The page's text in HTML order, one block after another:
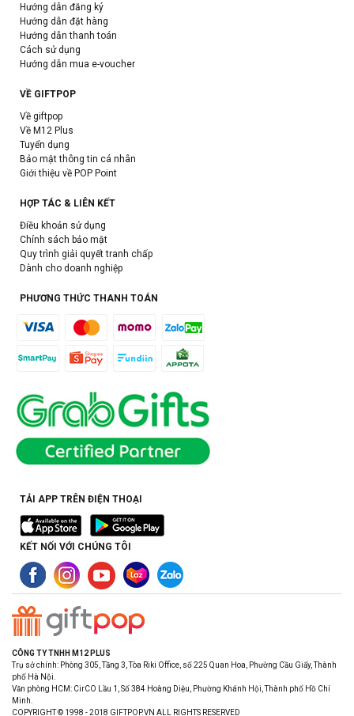
Hướng dẫn đăng ký
Hướng dẫn đặt hàng
Hướng dẫn thanh toán
Cách sử dụng
Hướng dẫn mua e-voucher
VỀ GIFTPOP
Về giftpop
Về M12 Plus
Tuyển dụng
Bảo mật thông tin cá nhân
Giới thiệu về POP Point
HỢP TÁC & LIÊN KẾT
Điều khoản sử dụng
Chính sách bảo mật
Quy trình giải quyết tranh chấp
Dành cho doanh nghiệp
PHƯƠNG THỨC THANH TOÁN
TẢI APP TRÊN ĐIỆN THOẠI
KẾT NỐI VỚI CHÚNG TÔI
CÔNG TY TNHH M12 PLUS
Trụ sở chính: Phòng 305, Tầng 3, Tòa Riki Office, số 225 Quan Hoa, Phường Cầu Giấy, Thành
phố Hà Nội.
Văn phòng HCM: CirCO Lầu 1, Số 384 Hoàng Diệu, Phường Khánh Hội, Thành phố Hồ Chí
Minh.
COPYRIGHT © 1998 - 2018 GIFTPOP.VN ALL RIGHTS RESERVED